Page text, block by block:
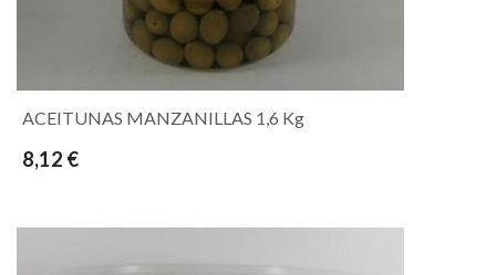
ACEITUNAS MANZANILLAS 1,6 Kg
8,12 €